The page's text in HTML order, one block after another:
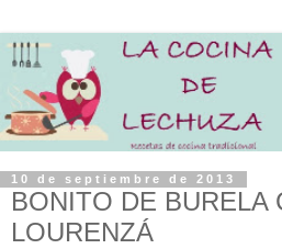
10 de septiembre de 2013
BONITO DE BURELA
LOURENZÁ